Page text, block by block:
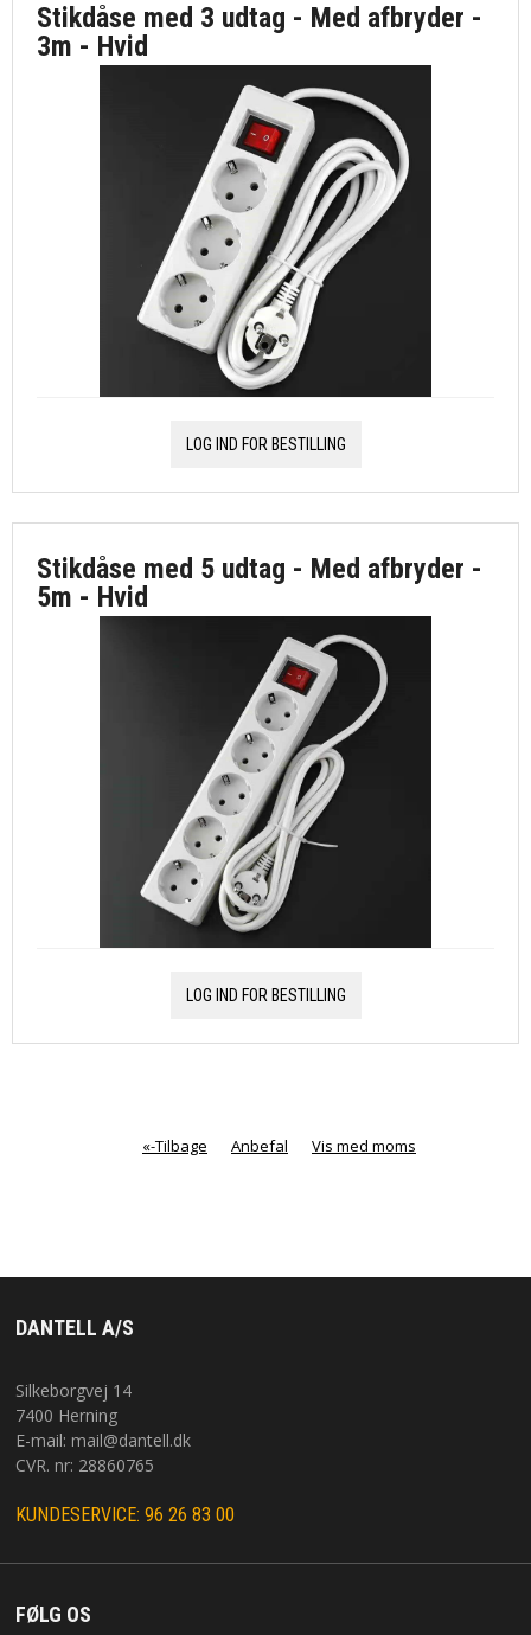
Stikdåse med 3 udtag - Med afbryder -
3m - Hvid
LOG IND FOR BESTILLING
Stikdåse med 5 udtag - Med afbryder -
5m - Hvid
LOG IND FOR BESTILLING
«-Tilbage Anbefal Vis med moms
DANTELL A/S
Silkeborgvej 14
7400 Herning
E-mail: mail@dantell.dk
CVR. nr: 28860765
KUNDESERVICE: 96 26 83 00
FØLG OS